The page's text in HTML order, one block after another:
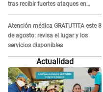
tras recibir fuertes ataques en
redes por DENUNCIA de acoso
contra Naldy Saldaña
Atención médica GRATUTITA este 8
de agosto: revisa el lugar y los
servicios disponibles
Actualidad